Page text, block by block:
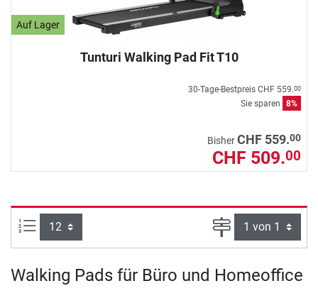
Auf Lager
Tunturi Walking Pad Fit T10
30-Tage-Bestpreis CHF 559.00
Sie sparen 8%
BisherCHF 559.00
CHF 509.00
Artikel pro Seite: Seite
Walking Pads für Büro und Homeoffice